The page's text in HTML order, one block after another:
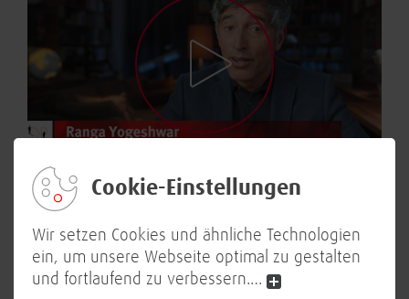
Cookie-Einstellungen
Wir setzen Cookies und ähnliche Technologien
ein, um unsere Webseite optimal zu gestalten
und fortlaufend zu verbessern.…
Überzeugendes
Innovationskonzept – Ranga
Yogeshwar, Mentor des TOP 100-